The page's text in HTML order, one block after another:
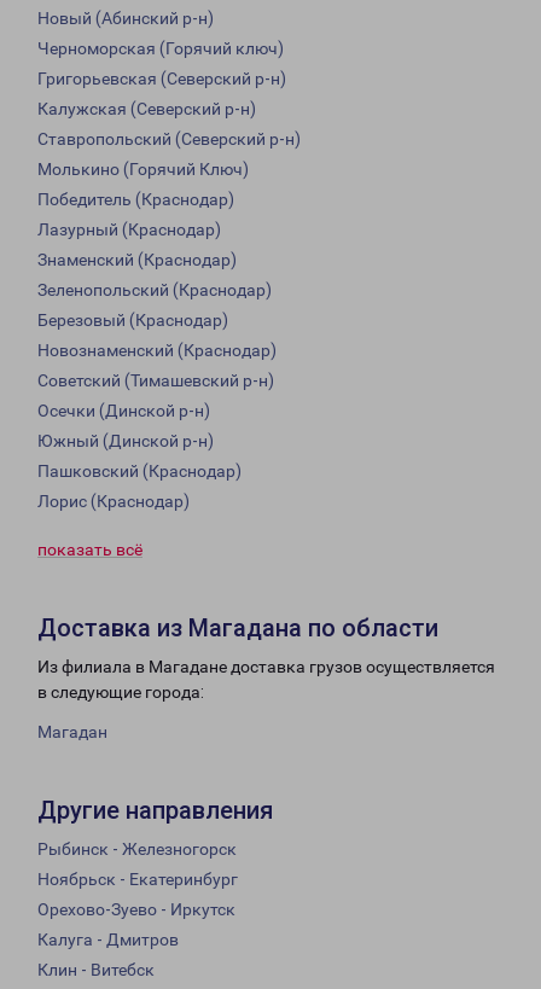
Новый (Абинский р-н)
Черноморская (Горячий ключ)
Григорьевская (Северский р-н)
Калужская (Северский р-н)
Ставропольский (Северский р-н)
Молькино (Горячий Ключ)
Победитель (Краснодар)
Лазурный (Краснодар)
Знаменский (Краснодар)
Зеленопольский (Краснодар)
Березовый (Краснодар)
Новознаменский (Краснодар)
Советский (Тимашевский р-н)
Осечки (Динской р-н)
Южный (Динской р-н)
Пашковский (Краснодар)
Лорис (Краснодар)
показать всё
Доставка из Магадана по области
Из филиала в Магадане доставка грузов осуществляется
в следующие города:
Магадан
Другие направления
Рыбинск - Железногорск
Ноябрьск - Екатеринбург
Орехово-Зуево - Иркутск
Калуга - Дмитров
Клин - Витебск